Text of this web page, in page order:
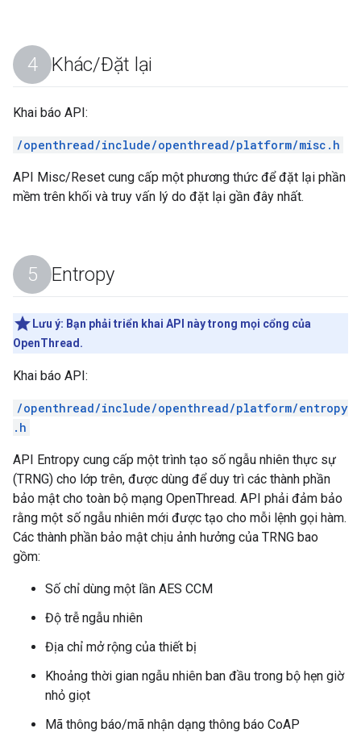
Khác/Đặt lại
Khai báo API:
/openthread/include/openthread/platform/misc.h
API Misc/Reset cung cấp một phương thức để đặt lại phần
mềm trên khối và truy vấn lý do đặt lại gần đây nhất.
Entropy
Lưu ý: Bạn phải triển khai API này trong mọi cổng của
OpenThread.
Khai báo API:
/openthread/include/openthread/platform/entropy
.h
API Entropy cung cấp một trình tạo số ngẫu nhiên thực sự
(TRNG) cho lớp trên, được dùng để duy trì các thành phần
bảo mật cho toàn bộ mạng OpenThread. API phải đảm bảo
rằng một số ngẫu nhiên mới được tạo cho mỗi lệnh gọi hàm.
Các thành phần bảo mật chịu ảnh hưởng của TRNG bao
gồm:
Số chỉ dùng một lần AES CCM
Độ trễ ngẫu nhiên
Địa chỉ mở rộng của thiết bị
Khoảng thời gian ngẫu nhiên ban đầu trong bộ hẹn giờ
nhỏ giọt
Mã thông báo/mã nhận dạng thông báo CoAP